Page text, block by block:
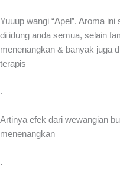
Yuuup wangi “Apel”. Aroma
di idung anda semua, selain
menenangkan & banyak juga
terapis
.
Artinya efek dari wewangian
menenangkan
.